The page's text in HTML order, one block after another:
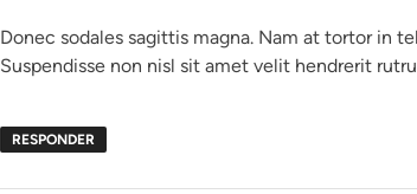
Donec sodales sagittis magna. Nam at tortor in
Suspendisse non nisl sit amet velit hendrerit
RESPONDER